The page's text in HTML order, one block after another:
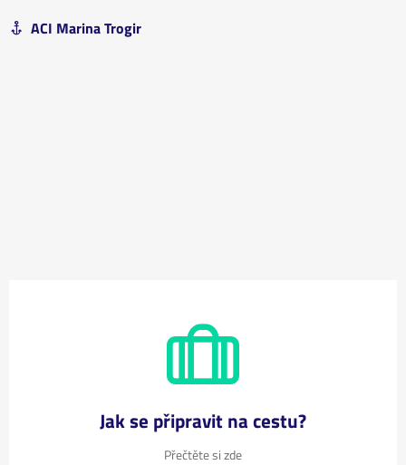
ACI Marina Trogir
Jak se připravit na cestu?
Přečtěte si zde